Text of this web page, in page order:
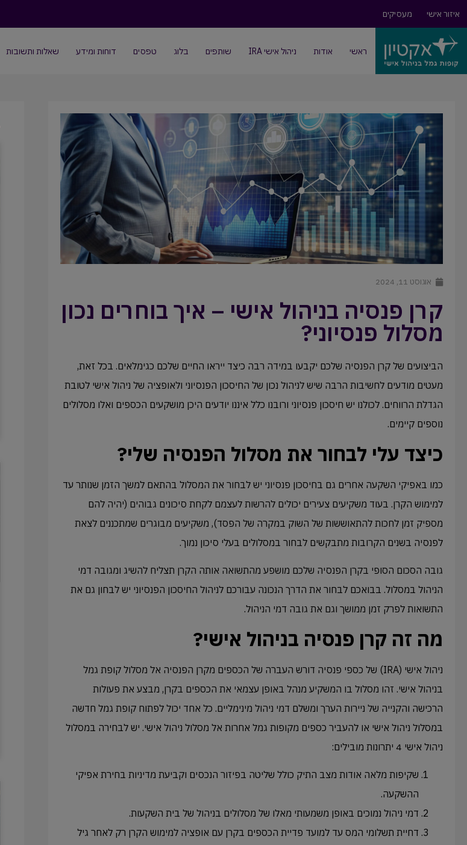
איזור אישי מעסיקים
ראשי אודות ניהול אישי IRA שותפים בלוג טפסים דוחות ומידע שאלות ותשובות
אוגוסט 11, 2024
קרן פנסיה בניהול אישי – איך בוחרים נכון
מסלול פנסיוני?
הביצועים של קרן הפנסיה שלכם יקבעו במידה רבה כיצד ייראו החיים שלכם כגימלאים. בכל זאת,
מעטים מודעים לחשיבות הרבה שיש לניהול נכון של החיסכון הפנסיוני ולאופציה של ניהול אישי לטובת
הגדלת הרווחים. לכולנו יש חיסכון פנסיוני ורובנו כלל איננו יודעים היכן מושקעים הכספים ואלו מסלולים
נוספים קיימים.
כיצד עלי לבחור את מסלול הפנסיה שלי?
כמו באפיקי השקעה אחרים גם בחיסכון פנסיוני יש לבחור את המסלול בהתאם למשך הזמן שנותר עד
למימוש הקרן. בעוד משקיעים צעירים יכולים להרשות לעצמם לקחת סיכונים גבוהים (יהיה להם
מספיק זמן לחכות להתאוששות של השוק במקרה של הפסד), משקיעים מבוגרים שמתכננים לצאת
לפנסיה בשנים הקרובות מתבקשים לבחור במסלולים בעלי סיכון נמוך.
גובה הסכום הסופי בקרן הפנסיה שלכם מושפע מהתשואה אותה הקרן תצליח להשיג ומגובה דמי
הניהול במסלול. בבואכם לבחור את הדרך הנכונה עבורכם לניהול החיסכון הפנסיוני יש לבחון גם את
התשואות לפרק זמן ממושך וגם את גובה דמי הניהול.
מה זה קרן פנסיה בניהול אישי?
ניהול אישי (IRA) של כספי פנסיה דורש העברה של הכספים מקרן הפנסיה אל מסלול קופת גמל
בניהול אישי. זהו מסלול בו המשקיע מנהל באופן עצמאי את הכספים בקרן, מבצע את פעולות
הרכישה והקנייה של ניירות הערך ומשלם דמי ניהול מינימליים. כל אחד יכול לפתוח קופת גמל חדשה
במסלול ניהול אישי או להעביר כספים מקופות גמל אחרות אל מסלול ניהול אישי. יש לבחירה במסלול
ניהול אישי 4 יתרונות מובילים:
שקיפות מלאה אודות מצב התיק כולל שליטה בפיזור הנכסים וקביעת מדיניות בחירת אפיקי
ההשקעה.
דמי ניהול נמוכים באופן משמעותי מאלו של מסלולים בניהול של בית השקעות.
דחיית תשלומי המס עד למועד פדיית הכספים בקרן עם אופציה למימוש הקרן רק לאחר גיל